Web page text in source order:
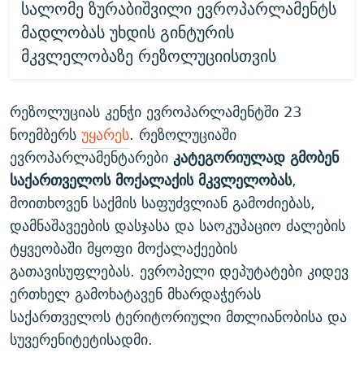
სალომე ზურაბიშვილი ევროპარლამენტს
მადლობას უხდის გინტურის
მკვლელობაზე რეზოლუციისთვის
რეზოლუციას კენჭი ევროპარლამენტში 23
ნოემბერსუყარეს. რეზოლუციაში
ევროპარლამენტარებიკატეგორიულად გმობენ
საქართველოს მოქალაქის მკვლელობას,
მოითხოვენ საქმის საფუძვლიან გამოძიებას,
დამნაშავეების დასჯასა და საოკუპაციო ძალების
ტყვეობაში მყოფი მოქალაქეების
გათავისუფლებას. ევროპელი დეპუტატები კიდევ
ერთხელ გამოხატავენ მხარდაჭერას
საქართველოს ტერიტორიული მთლიანობისა და
სუვერენიტეტისადმი.